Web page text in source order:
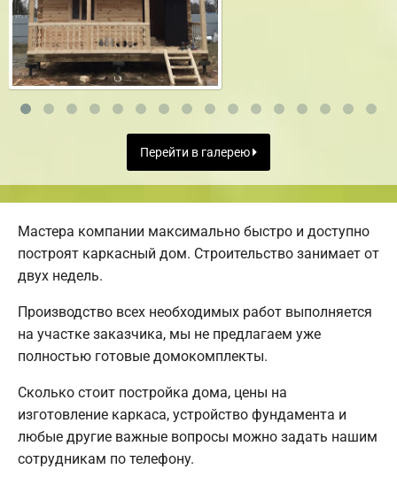
Перейти в галерею
Мастера компании максимально быстро и доступно
построят каркасный дом. Строительство занимает от
двух недель.
Производство всех необходимых работ выполняется
на участке заказчика, мы не предлагаем уже
полностью готовые домокомплекты.
Сколько стоит постройка дома, цены на
изготовление каркаса, устройство фундамента и
любые другие важные вопросы можно задать нашим
сотрудникам по телефону.